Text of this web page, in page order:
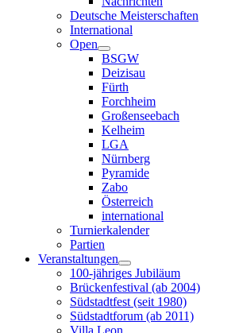
Deutsche Meisterschaften
International
Open
BSGW
Deizisau
Fürth
Forchheim
Großenseebach
Kelheim
LGA
Nürnberg
Pyramide
Zabo
Österreich
international
Turnierkalender
Partien
Veranstaltungen
100-jähriges Jubiläum
Brückenfestival (ab 2004)
Südstadtfest (seit 1980)
Südstadtforum (ab 2011)
Villa Leon